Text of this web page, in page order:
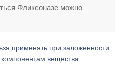
Фликсоназе можно
применять при заложенности
компонентам вещества.